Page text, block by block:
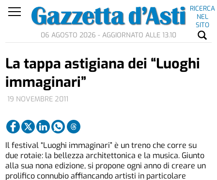
RICERCA
NEL
SITO
06 AGOSTO 2026 - AGGIORNATO ALLE 13.10
19 NOVEMBRE 2011
La tappa astigiana dei “Luoghi
immaginari”
Il festival “Luoghi immaginari” è un treno che corre su
due rotaie: la bellezza architettonica e la musica. Giunto
alla sua nona edizione, si propone ogni anno di creare un
prolifico connubio affiancando artisti in particolare